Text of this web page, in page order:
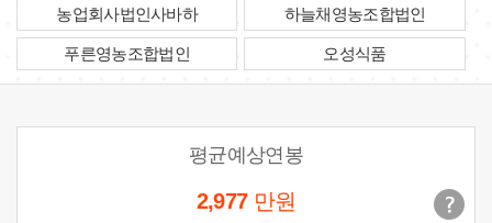
농업회사법인사바하 하늘채영농조합법인
푸른영농조합법인 오성식품
평균예상연봉
2,977 만원